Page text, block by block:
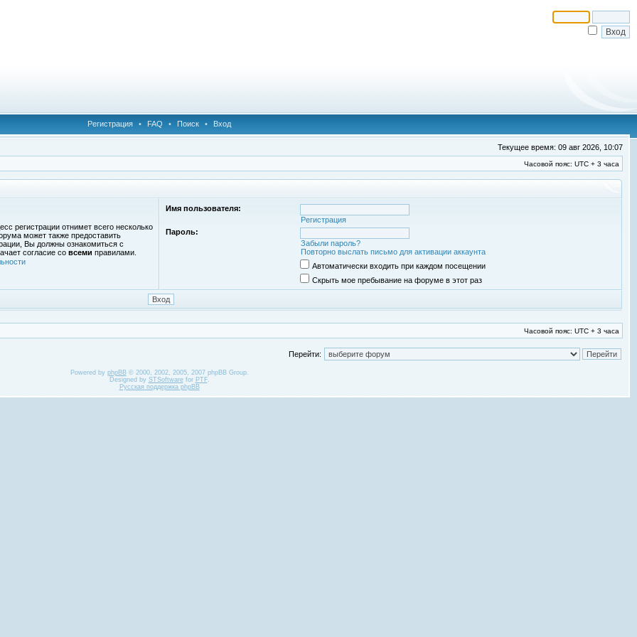
Регистрация • FAQ • Поиск • Вход
Текущее время: 09 авг 2026, 10:07
Часовой пояс: UTC + 3 часа
регистрации отнимет всего несколько
может также предоставить
Вы должны ознакомиться с
согласие со всеми правилами.
Имя пользователя:
Регистрация
Пароль:
Забыли пароль?
Повторно выслать письмо для активации аккаунта
Автоматически входить при каждом посещении
Скрыть мое пребывание на форуме в этот раз
Часовой пояс: UTC + 3 часа
Перейти:
Powered by phpBB© 2000, 2002, 2005, 2007 phpBB Group.
Designed by STSoftwarefor PTF.
Русская поддержка phpBB